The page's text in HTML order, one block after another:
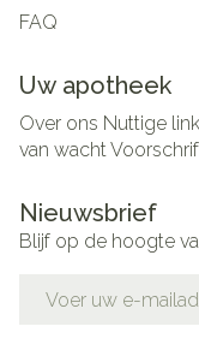
FAQ
Uw apotheek
Over ons Nuttige
van wacht
Nieuwsbrief
Blijf op de hoogte